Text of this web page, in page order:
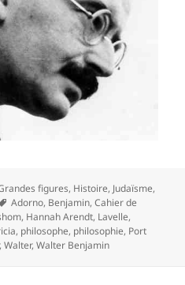
figures, Histoire, Judaïsme,
Mots-
clés
Adorno, Benjamin,Cahier de
, Hannah Arendt, Lavelle,
, philosophe, philosophie, Port
,Walter,Walter Benjamin